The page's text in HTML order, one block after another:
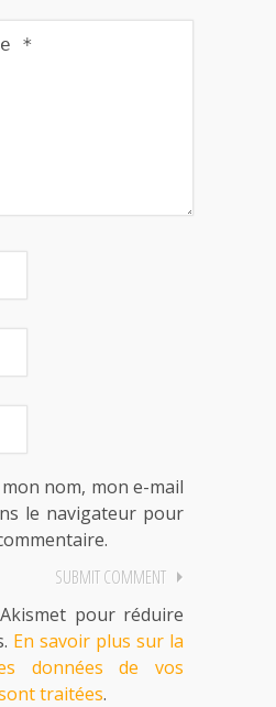
nom, mon e-mail
le navigateur pour
pour réduire
En savoir plus sur la
données de vos
traitées.